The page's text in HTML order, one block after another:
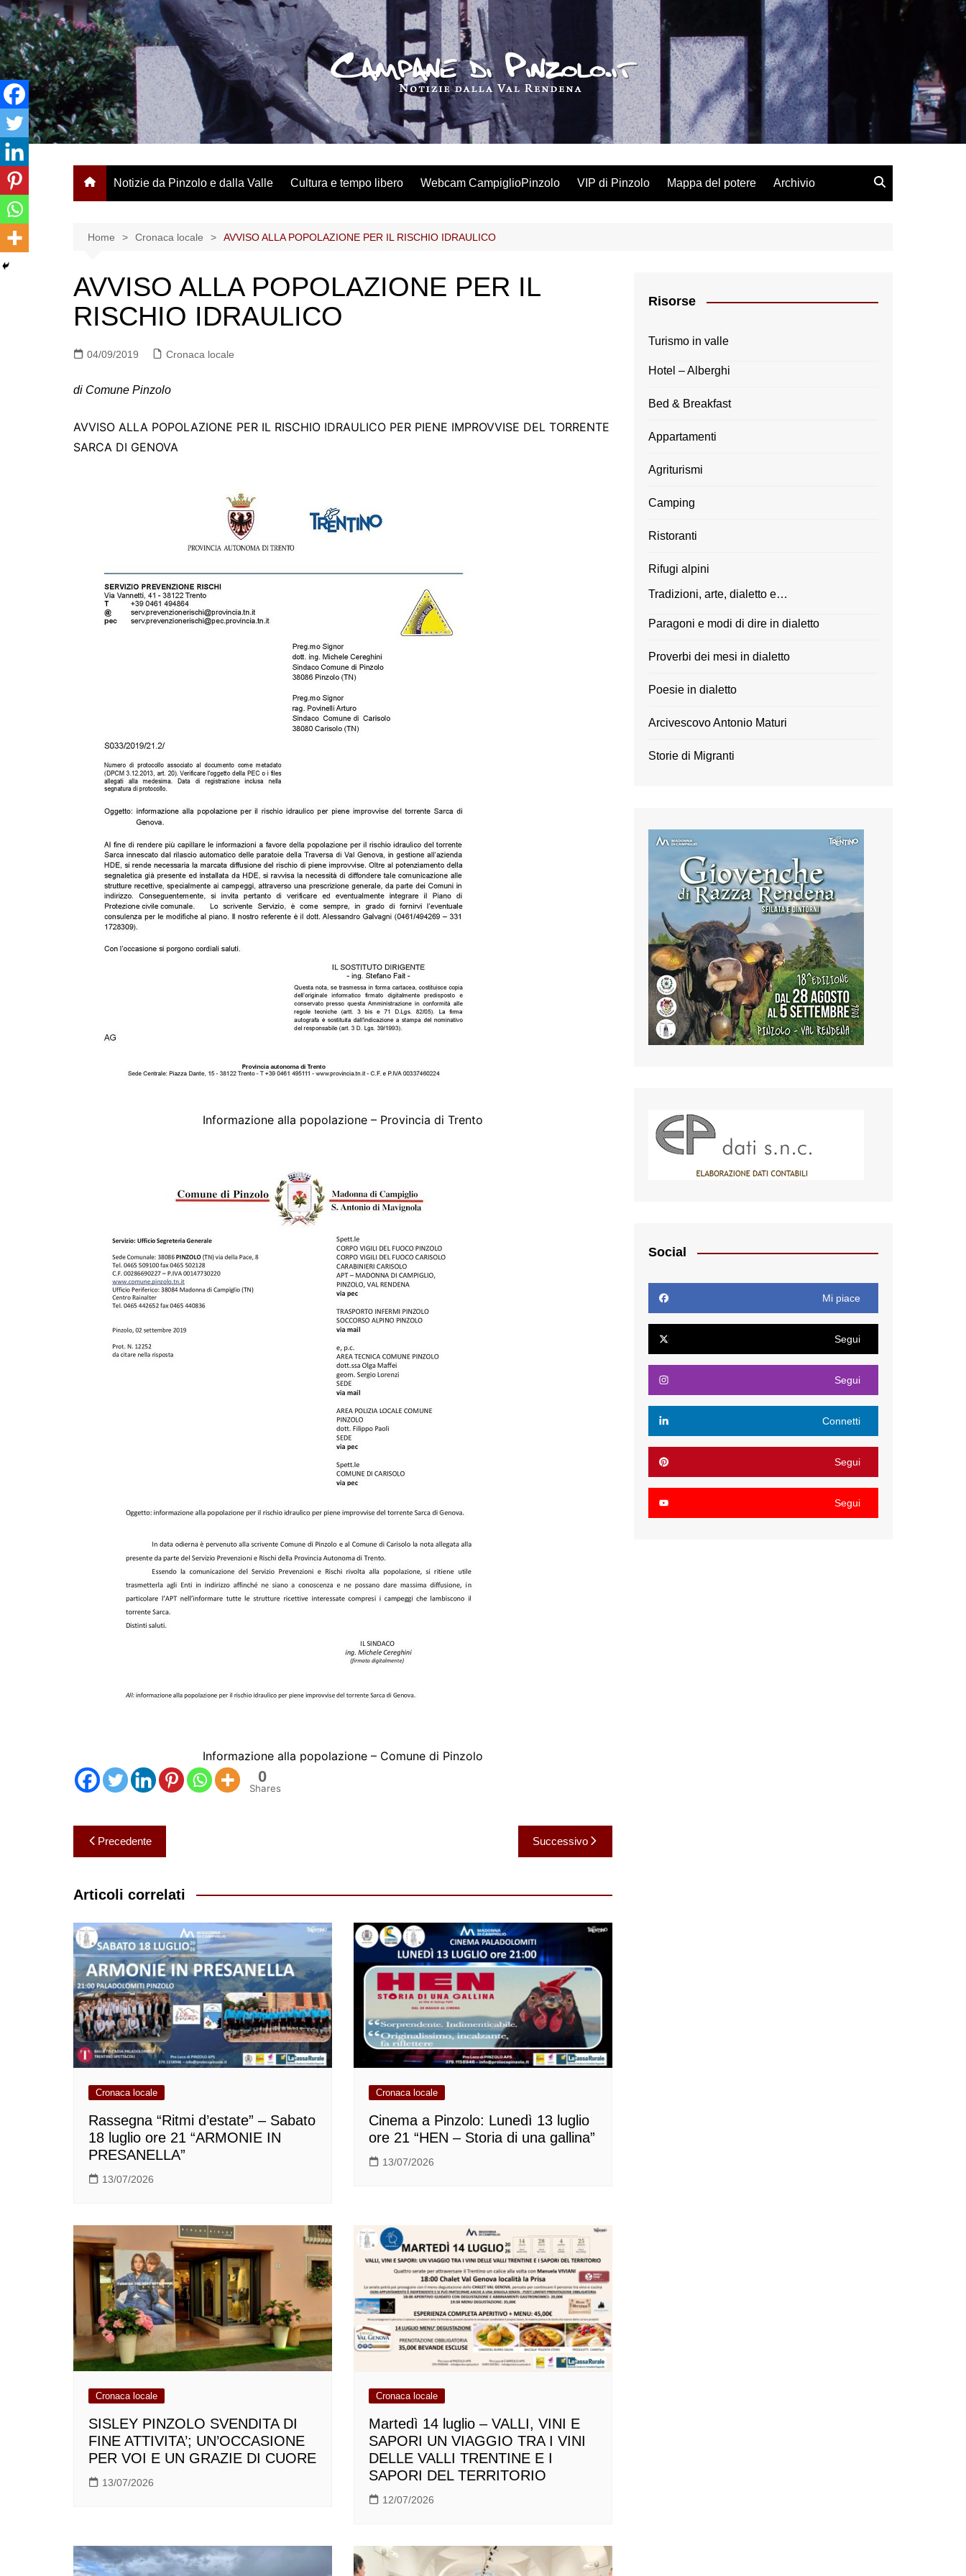
Salta
al
contenuto
Notizie da Pinzolo e dalla Valle Cultura e tempo libero Webcam CampiglioPinzolo VIP di Pinzolo Mappa del potere Archivio
Home Cronaca locale AVVISO ALLA POPOLAZIONE PER IL RISCHIO IDRAULICO
AVVISO ALLA POPOLAZIONE PER IL
RISCHIO IDRAULICO
04/09/2019 Cronaca locale
di Comune Pinzolo
AVVISO ALLA POPOLAZIONE PER IL RISCHIO IDRAULICO PER PIENE IMPROVVISE DEL TORRENTE
SARCA DI GENOVA
Informazione alla popolazione – Provincia di Trento
Informazione alla popolazione – Comune di Pinzolo
0
Shares
Navigazione
articoli
Precedente Successivo
Articoli correlati
Cronaca locale
Rassegna “Ritmi d’estate” – Sabato
18 luglio ore 21 “ARMONIE IN
PRESANELLA”
13/07/2026
Cronaca locale
Cinema a Pinzolo: Lunedì 13 luglio
ore 21 “HEN – Storia di una gallina”
13/07/2026
Cronaca locale
SISLEY PINZOLO SVENDITA DI
FINE ATTIVITA’; UN’OCCASIONE
PER VOI E UN GRAZIE DI CUORE
13/07/2026
Cronaca locale
Martedì 14 luglio – VALLI, VINI E
SAPORI UN VIAGGIO TRA I VINI
DELLE VALLI TRENTINE E I
SAPORI DEL TERRITORIO
12/07/2026
Risorse
Turismo in valle
Hotel – Alberghi
Bed & Breakfast
Appartamenti
Agriturismi
Camping
Ristoranti
Rifugi alpini
Tradizioni, arte, dialetto e…
Paragoni e modi di dire in dialetto
Proverbi dei mesi in dialetto
Poesie in dialetto
Arcivescovo Antonio Maturi
Storie di Migranti
Social
Mi piace
Segui
Segui
Connetti
Segui
Segui